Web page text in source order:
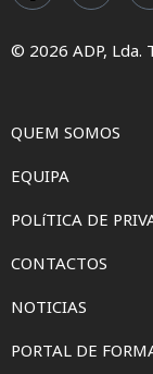
© 2026 ADP, Lda.
QUEM SOMOS
EQUIPA
POLíTICA DE
CONTACTOS
NOTICIAS
PORTAL DE